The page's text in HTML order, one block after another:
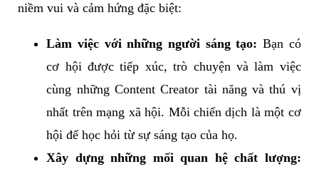
niềm vui và cảm hứng đặc biệt:
Làm việc với những người sáng tạo: Bạn có
cơ hội được tiếp xúc, trò chuyện và làm việc
cùng những Content Creator tài năng và thú vị
nhất trên mạng xã hội. Mỗi chiến dịch là một cơ
hội để học hỏi từ sự sáng tạo của họ.
Xây dựng những mối quan hệ chất lượng: